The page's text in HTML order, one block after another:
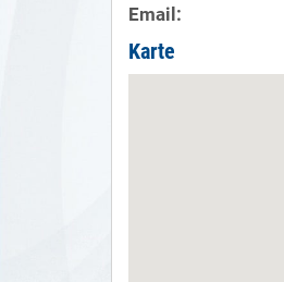
Email:
Karte